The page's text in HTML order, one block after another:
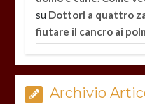
su Dottori a quattro
fiutare il cancro ai
Archivio